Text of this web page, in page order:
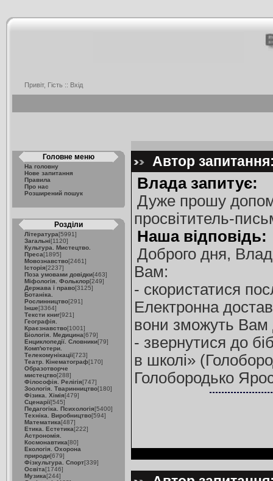
Привіт, Гість :: Вхід
Головне меню
На головну
Нове запитання
Правила
Про нас
Розширений пошук
Розділи
Література[5991]
Загальні[1120]
Культура. Мистецтво.
Преса[1895]
Мовознавство[2461]
Історія[2237]
Поза умовами довідки[463]
Міфологія. Фольклор[249]
Держава і право[3125]
Ботаніка.
Рослинництво[291]
Інше[3364]
Тексти книг[921]
Географія.
Краєзнавство[1001]
Біологія. Медицина[679]
Енциклопедії. Словники[79]
Комп'ютери.
Телекомунікації[723]
Театр. Кінематограф[170]
Образотворче
мистецтво[288]
Філософія. Релігія[747]
Зоологія. Тваринництво[180]
Фізика. Хімія[479]
Сценарії[545]
Педагогіка. Психологія[5400]
Техніка. Виробництво[594]
Математика[487]
Етика. Естетика[222]
Астрономія.
Космонавтика[80]
Екологія. Охорона
природи[679]
Фізкультура. Спорт[339]
Освіта[1746]
Музика[244]
Автор
Влада запитує:
Дуже прошу
просвітитель-
Наша відповідь:
Доброго дня,
Вам:
- скористатися
Електронна
вони зможуть Вам
- звернутися до
в школі»
Голобородько